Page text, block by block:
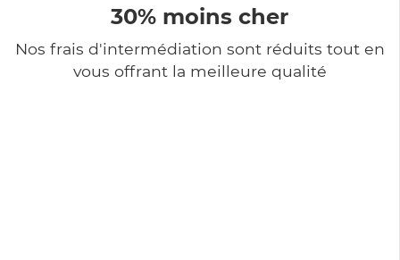
30% moins cher
Nos frais d'intermédiation sont réduits tout en
vous offrant la meilleure qualité